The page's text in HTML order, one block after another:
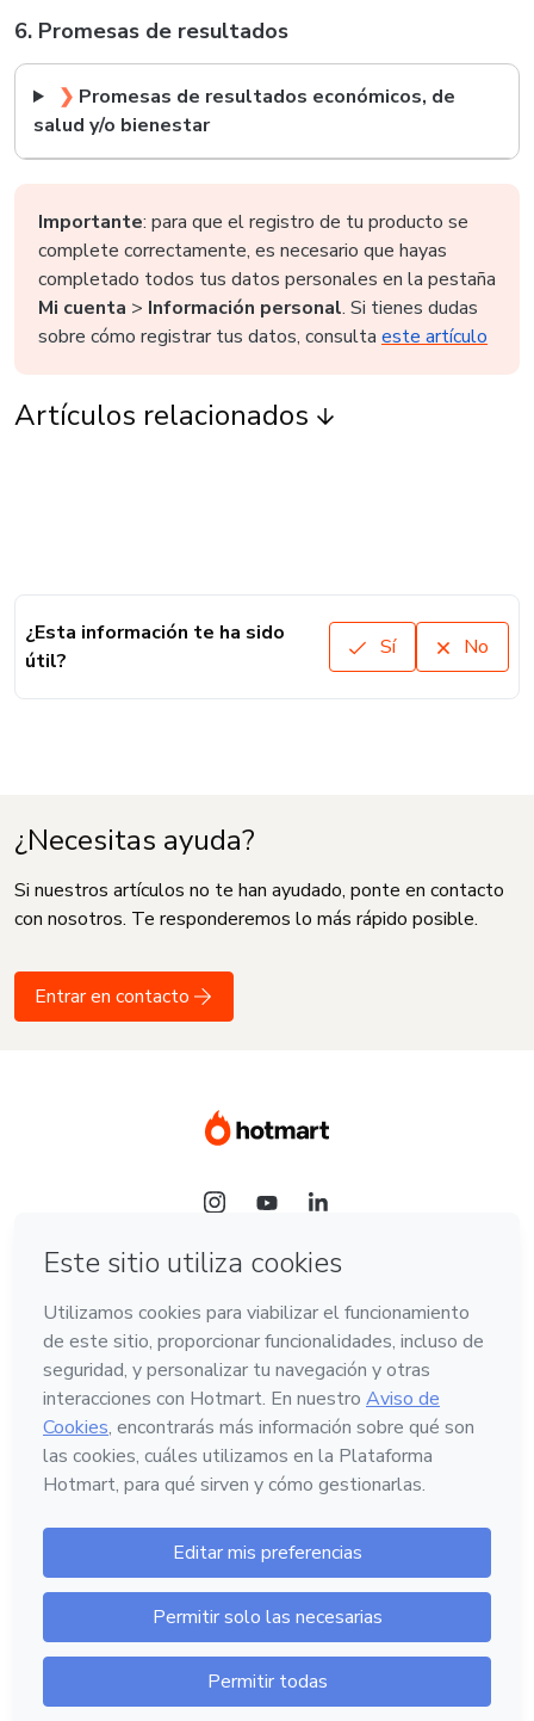
6. Promesas de resultados
❯ Promesas de resultados económicos, de
salud y/o bienestar
Importante: para que el registro de tu producto se
complete correctamente, es necesario que hayas
completado todos tus datos personales en la pestaña
Mi cuenta > Información personal. Si tienes dudas
sobre cómo registrar tus datos, consulta este artículo
Artículos relacionados
¿Esta información te ha sido
útil?
Sí No
¿Necesitas ayuda?
Si nuestros artículos no te han ayudado, ponte en contacto
con nosotros. Te responderemos lo más rápido posible.
Entrar en contacto
Idioma
Español
Hotmart — 2011-2026 © Todos los derechos
reservados